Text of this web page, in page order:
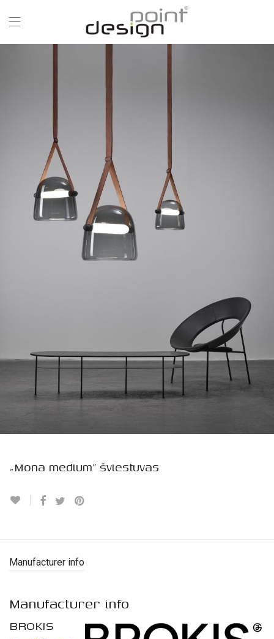
„Mona medium” šviestuvas
Manufacturer info
Manufacturer info
BROKIS